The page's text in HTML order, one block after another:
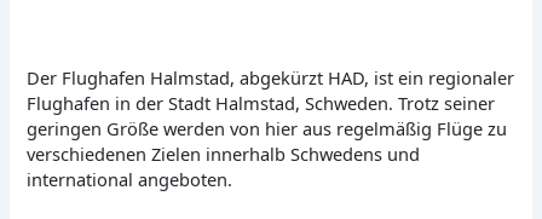
Der Flughafen Halmstad, abgekürzt HAD, ist ein regionaler
Flughafen in der Stadt Halmstad, Schweden. Trotz seiner
geringen Größe werden von hier aus regelmäßig Flüge zu
verschiedenen Zielen innerhalb Schwedens und
international angeboten.